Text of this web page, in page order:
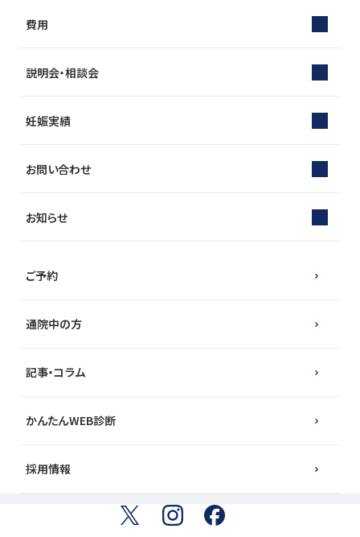
費用
説明会・相談会
妊娠実績
お問い合わせ
お知らせ
通院中の方
ご予約
記事・コラム
かんたんWEB診断
採用情報